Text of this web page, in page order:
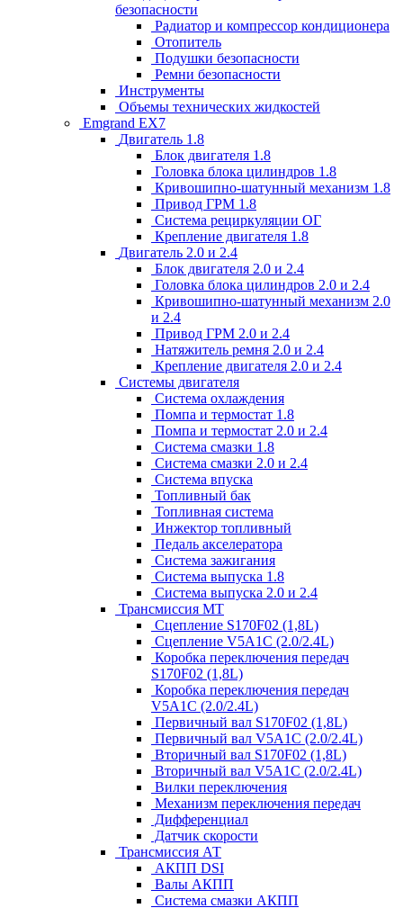
безопасности
Радиатор и компрессор кондиционера
Отопитель
Подушки безопасности
Ремни безопасности
Инструменты
Объемы технических жидкостей
Emgrand EX7
Двигатель 1.8
Блок двигателя 1.8
Головка блока цилиндров 1.8
Кривошипно-шатунный механизм 1.8
Привод ГРМ 1.8
Система рециркуляции ОГ
Крепление двигателя 1.8
Двигатель 2.0 и 2.4
Блок двигателя 2.0 и 2.4
Головка блока цилиндров 2.0 и 2.4
Кривошипно-шатунный механизм 2.0
и 2.4
Привод ГРМ 2.0 и 2.4
Натяжитель ремня 2.0 и 2.4
Крепление двигателя 2.0 и 2.4
Системы двигателя
Система охлаждения
Помпа и термостат 1.8
Помпа и термостат 2.0 и 2.4
Система смазки 1.8
Система смазки 2.0 и 2.4
Система впуска
Топливный бак
Топливная система
Инжектор топливный
Педаль акселератора
Система зажигания
Система выпуска 1.8
Система выпуска 2.0 и 2.4
Трансмиссия МТ
Сцепление S170F02 (1,8L)
Сцепление V5A1C (2.0/2.4L)
Коробка переключения передач
S170F02 (1,8L)
Коробка переключения передач
V5A1C (2.0/2.4L)
Первичный вал S170F02 (1,8L)
Первичный вал V5A1C (2.0/2.4L)
Вторичный вал S170F02 (1,8L)
Вторичный вал V5A1C (2.0/2.4L)
Вилки переключения
Механизм переключения передач
Дифференциал
Датчик скорости
Трансмиссия АТ
АКПП DSI
Валы АКПП
Система смазки АКПП